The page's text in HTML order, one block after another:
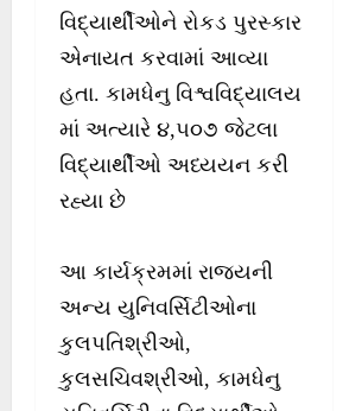
વિદ્યાર્થીઓને રોકડ પુરસ્કાર
એનાયત કરવામાં આવ્યા
હતા. કામધેનુ વિશ્વવિદ્યાલય
માં અત્યારે ૪,૫૦૭ જેટલા
વિદ્યાર્થીઓ અધ્યયન કરી
રહ્યા છે
આ કાર્યક્રમમાં રાજ્યની
અન્ય યુનિવર્સિટીઓના
કુલપતિશ્રીઓ,
કુલસચિવશ્રીઓ, કામધેનુ